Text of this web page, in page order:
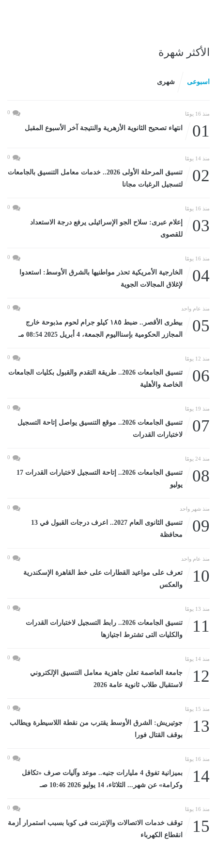
الأكثر شهرة
اسبوعى شهرى
منذ 16 يومًا 0
01 انتهاء تصحيح الثانوية الأزهرية والنتيجة آخر الأسبوع المقبل
منذ 14 يومًا 0
02
تنسيق المرحلة الأولى 2026.. خدمات معامل التنسيق بالجامعات
لتسجيل الرغبات مجانا
منذ 16 يومًا 0
03
إعلام عبرى: سلاح الجو الإسرائيلى يرفع درجة الاستعداد
للقصوى
منذ 16 يومًا 0
04
الخارجية الأمريكية تحذر مواطنيها بالشرق الأوسط: استعدوا
لإغلاق المجالات الجوية
منذ عام واحد 0
05
بيطرى الأقصر.. ضبط ١٨٥ كيلو جرام لحوم مذبوحة خارج
المجازر الحكومية بإسنااليوم الجمعة، 4 أبريل 2025 08:54 مـ
منذ 12 يومًا 0
06
تنسيق الجامعات 2026.. طريقة التقدم والقبول بكليات الجامعات
الخاصة والأهلية
منذ 19 يومًا 0
07
تنسيق الجامعات 2026.. موقع التنسيق يواصل إتاحة التسجيل
لاختبارات القدرات
منذ 24 يومًا 0
08
تنسيق الجامعات 2026.. إتاحة التسجيل لاختبارات القدرات 17
يوليو
منذ شهر واحد 0
09
تنسيق الثانوى العام 2027.. اعرف درجات القبول في 13
محافظة
منذ عام واحد 0
10
تعرف على مواعيد القطارات على خط القاهرة الإسكندرية
والعكس
منذ 13 يومًا 0
11
تنسيق الجامعات 2026.. رابط التسجيل لاختبارات القدرات
والكليات التى تشترط اجتيازها
منذ 14 يومًا 0
12
جامعة العاصمة تعلن جاهزية معامل التنسيق الإلكتروني
لاستقبال طلاب ثانوية عامة 2026
منذ 15 يومًا 0
13
جوتيريش: الشرق الأوسط يقترب من نقطة اللاسيطرة ويطالب
بوقف القتال فورا
منذ 16 يومًا 0
14
بميزانية تفوق 4 مليارات جنيه.. موعد وآليات صرف «تكافل
وكرامة» عن شهر... الثلاثاء، 14 يوليو 2026 10:46 صـ
منذ 16 يومًا 0
15
توقف خدمات الاتصالات والإنترنت فى كوبا بسبب استمرار أزمة
انقطاع الكهرباء